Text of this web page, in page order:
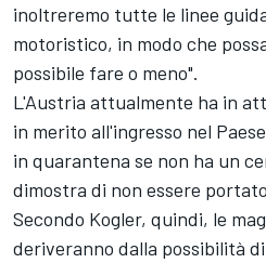
inoltreremo tutte le linee
motoristico, in modo che
possibile fare o meno".
L'Austria attualmente ha in
in merito all'ingresso nel
in quarantena se non ha un
dimostra di non essere
Secondo Kogler, quindi, le
deriveranno dalla possibilità